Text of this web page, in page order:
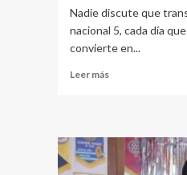
Nadie discute que
nacional 5, cada día
convierte en...
Leer más